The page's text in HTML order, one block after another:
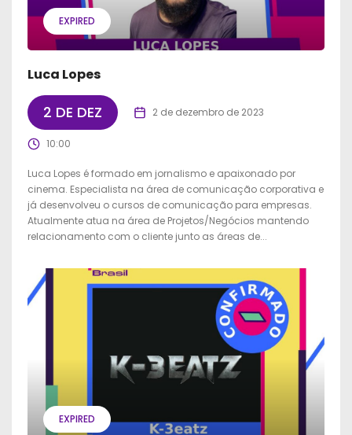
EXPIRED
Luca Lopes
2 DE DEZ 2 de dezembro de 2023
10:00
Luca Lopes é formado em jornalismo e apaixonado por
cinema. Especialista na área de comunicação corporativa e
já desenvolveu o cursos de comunicação para empresas.
Atualmente atua na área de Projetos/Negócios mantendo
relacionamento com o cliente junto as áreas de...
EXPIRED